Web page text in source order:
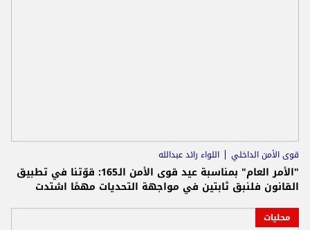
قوى الأمن الداخلي اللواء رائد عبدالله
"الأمر العام" بمناسبة عيد قوى الأمن الـ165: قوّتنا في تطبيق
القانون فلنبق ثابتين في مواجهة التحديات مهمًا اشتدت
محليات